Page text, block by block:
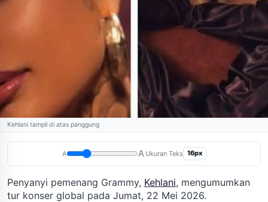
Kehlani tampil di atas panggung
A A Ukuran Teks 16px
Penyanyi pemenang Grammy, Kehlani, mengumumkan
tur konser global pada Jumat, 22 Mei 2026.